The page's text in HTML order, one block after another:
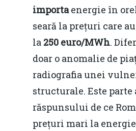
importaenergie în
seară la prețuri care
la 250 euro/MWh.
doar o anomalie de
radiografia unei
structurale. Este parte
răspunsului de ce
prețuri mari la